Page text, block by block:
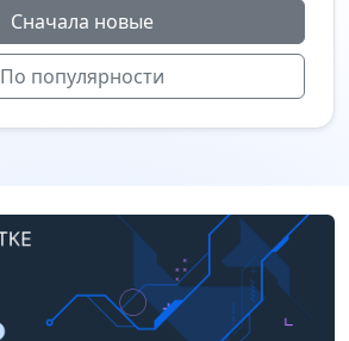
Сначала новые
По популярности